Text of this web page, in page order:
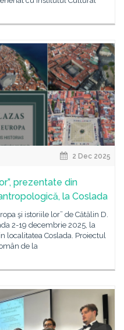
2 Dec 2025
prezentate din
la Coslada
şi istoriile lor” de Cătălin D.
2-19 decembrie 2025, la
localitatea Coslada. Proiectul
de la